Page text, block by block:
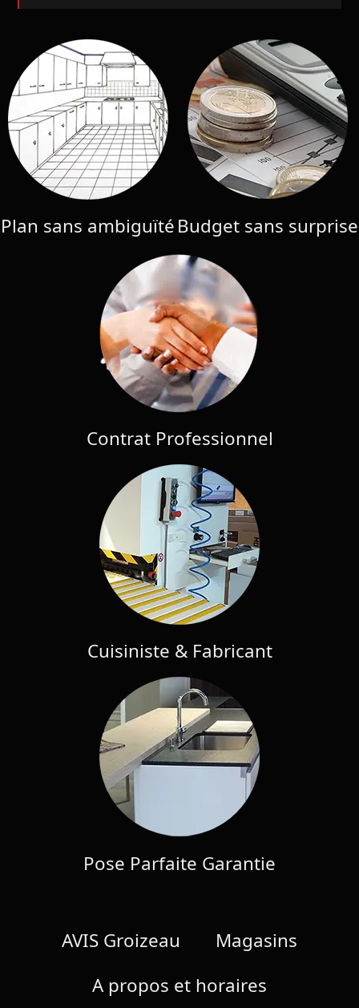
Plan sans ambiguïtéBudget sans surprise
Contrat Professionnel
Cuisiniste & Fabricant
Pose Parfaite Garantie
AVIS Groizeau
Magasins
A propos et horaires